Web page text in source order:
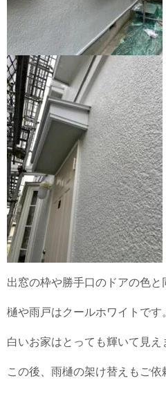
出窓の枠や勝手口のドアの色と
樋や雨戸はクールホワイトです
白いお家はとっても輝いて見え
この後、雨樋の架け替えもご依